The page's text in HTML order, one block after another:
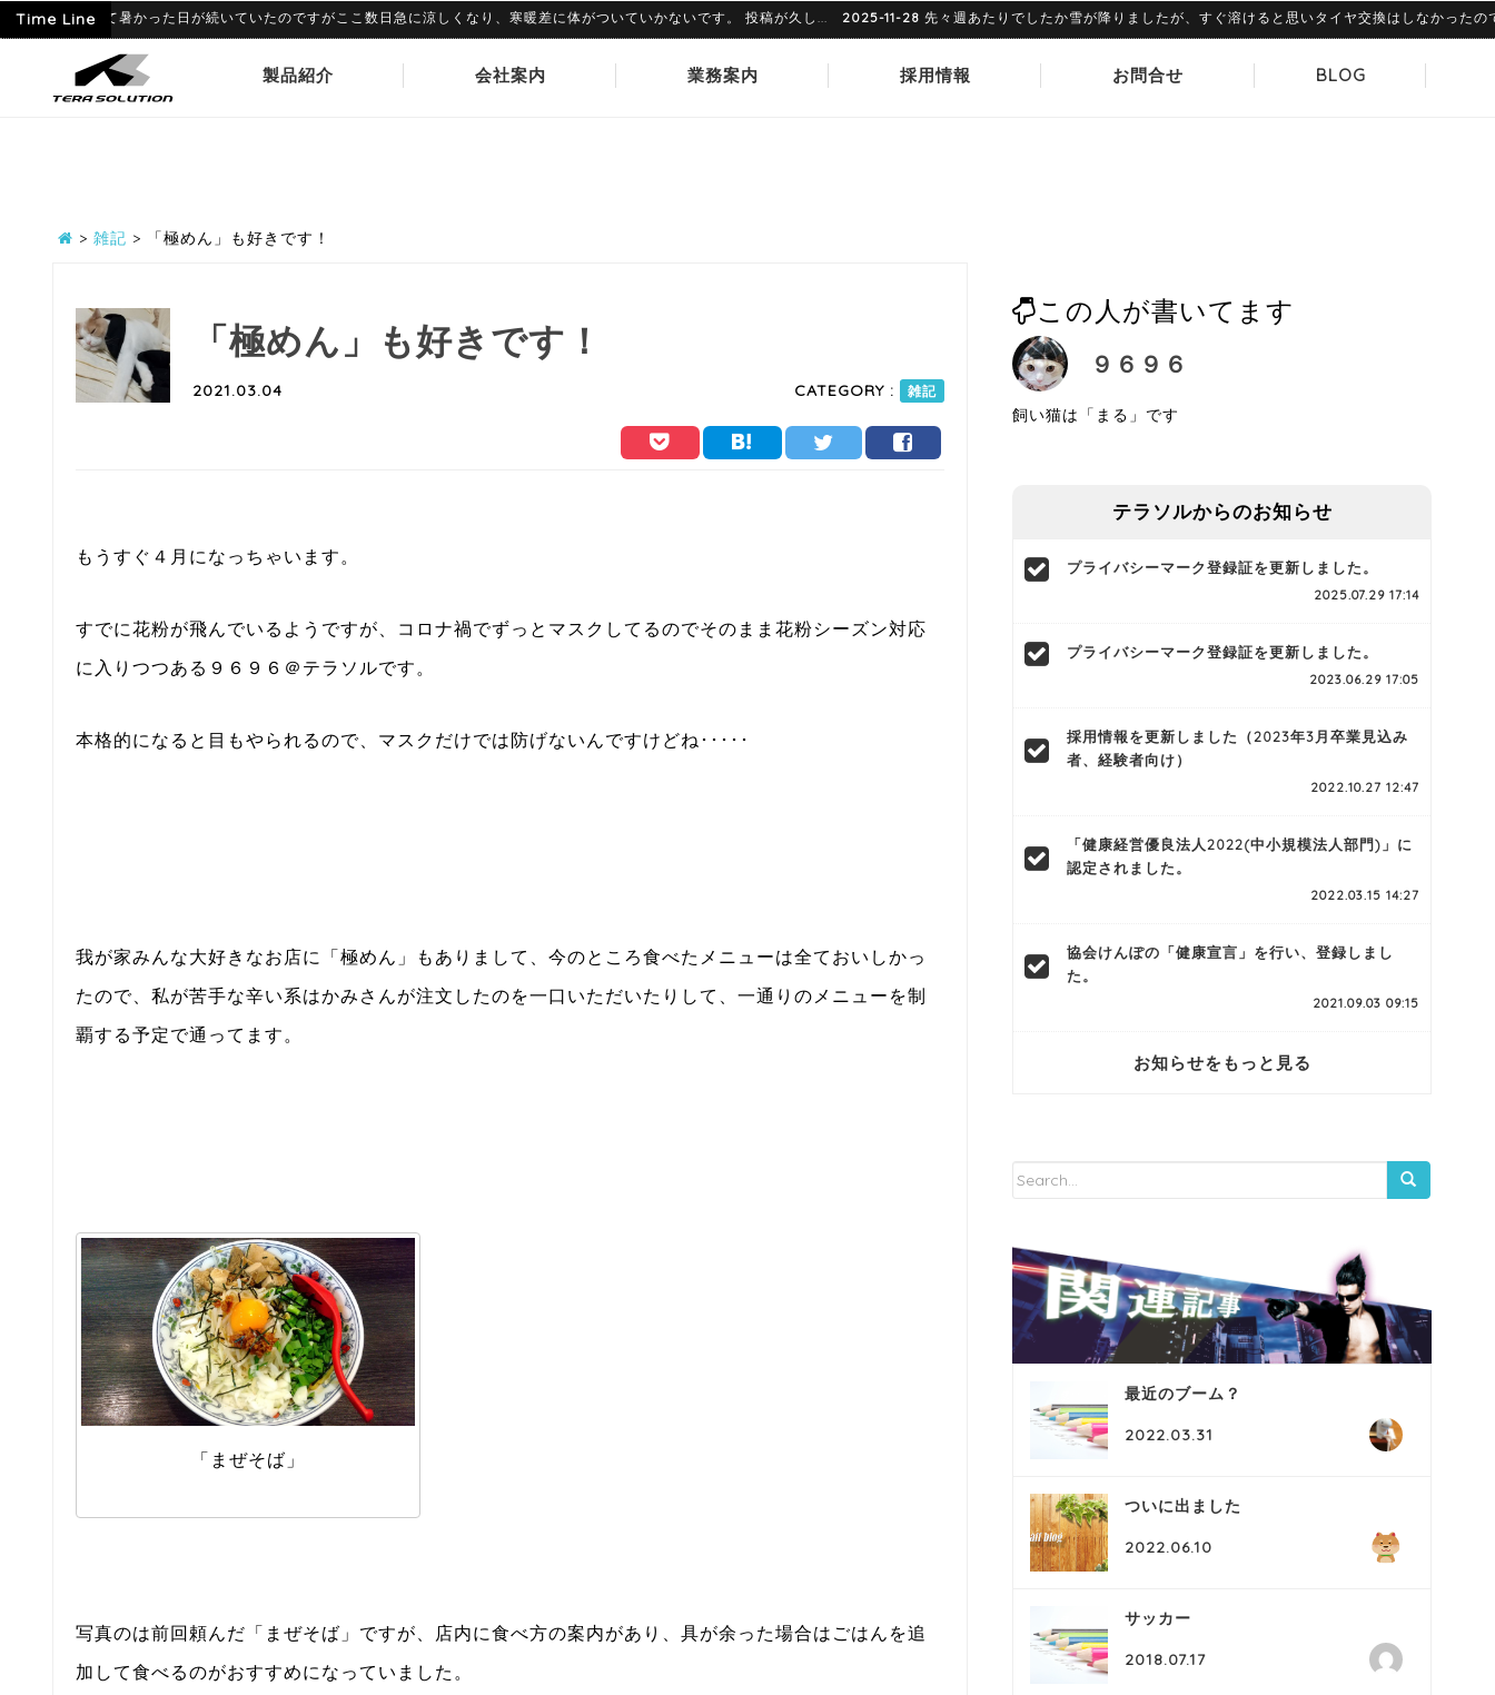
Time Line
6月に入って暑かった日が続いていたのですがここ数日急に涼しくなり、寒暖差に体がついていかないです。 投稿が久し... 2025-11-28 先々週あたりでしたか雪が降りましたが、すぐ溶けると思いタイヤ交換はしなかったのです
製品紹介 会社案内 業務案内 採用情報 お問合せ BLOG
> 雑記 > 「極めん」も好きです！
「極めん」も好きです！
2021.03.04 CATEGORY : 雑記
もうすぐ４月になっちゃいます。
すでに花粉が飛んでいるようですが、コロナ禍でずっとマスクしてるのでそのまま花粉シーズン対応
に入りつつある９６９６＠テラソルです。
本格的になると目もやられるので、マスクだけでは防げないんですけどね･････
我が家みんな大好きなお店に「極めん」もありまして、今のところ食べたメニューは全ておいしかっ
たので、私が苦手な辛い系はかみさんが注文したのを一口いただいたりして、一通りのメニューを制
覇する予定で通ってます。
「まぜそば」
写真のは前回頼んだ「まぜそば」ですが、店内に食べ方の案内があり、具が余った場合はごはんを追
加して食べるのがおすすめになっていました。
この人が書いてます
９６９６
飼い猫は「まる」です
テラソルからのお知らせ
プライバシーマーク登録証を更新しました。
2025.07.29 17:14
プライバシーマーク登録証を更新しました。
2023.06.29 17:05
採用情報を更新しました（2023年3月卒業見込み
者、経験者向け）
2022.10.27 12:47
「健康経営優良法人2022(中小規模法人部門)」に
認定されました。
2022.03.15 14:27
協会けんぽの「健康宣言」を行い、登録しまし
た。
2021.09.03 09:15
お知らせをもっと見る
最近のブーム？
2022.03.31
ついに出ました
2022.06.10
サッカー
2018.07.17